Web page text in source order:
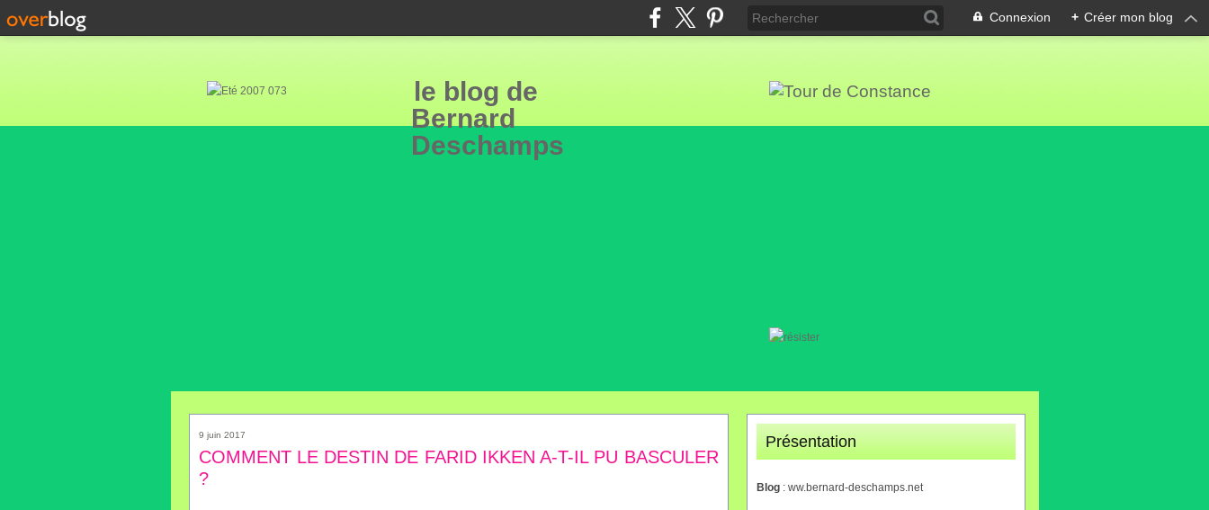
Connexion + Créer mon blog
le blog de
Bernard
Deschamps
9 juin 2017
COMMENT LE DESTIN DE FARID IKKEN A-T-IL PU BASCULER
?
Présentation
Blog : ww.bernard-deschamps.net